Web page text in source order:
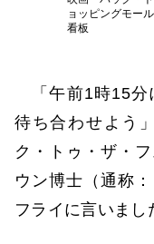
ョッピングモー
看板
「午前1時15分
待ち合わせよう
ク・トゥ・ザ・
ウン博士（通称
フライに言いまし